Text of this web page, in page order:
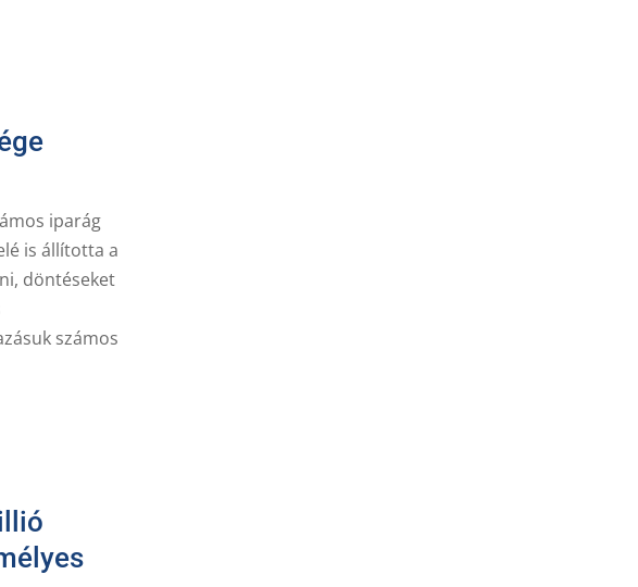
iparág
is állította a
döntéseket
számos